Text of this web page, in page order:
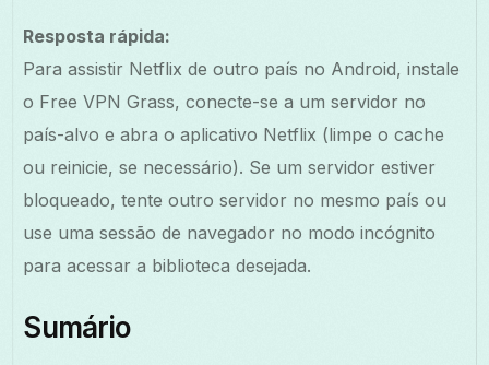
Resposta rápida:
Para assistir Netflix de outro país no Android, instale
o Free VPN Grass, conecte-se a um servidor no
país-alvo e abra o aplicativo Netflix (limpe o cache
ou reinicie, se necessário). Se um servidor estiver
bloqueado, tente outro servidor no mesmo país ou
use uma sessão de navegador no modo incógnito
para acessar a biblioteca desejada.
Sumário